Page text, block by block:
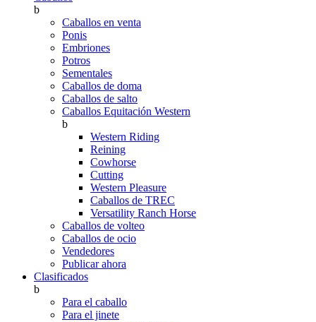
b
Caballos en venta
Ponis
Embriones
Potros
Sementales
Caballos de doma
Caballos de salto
Caballos Equitación Western
b
Western Riding
Reining
Cowhorse
Cutting
Western Pleasure
Caballos de TREC
Versatility Ranch Horse
Caballos de volteo
Caballos de ocio
Vendedores
Publicar ahora
Clasificados
b
Para el caballo
Para el jinete